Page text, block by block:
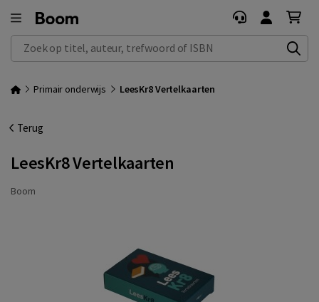
Zoek op titel, auteur, trefwoord of ISBN
Primair onderwijs LeesKr8 Vertelkaarten
Terug
LeesKr8 Vertelkaarten
Boom